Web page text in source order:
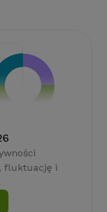
fluktuację i